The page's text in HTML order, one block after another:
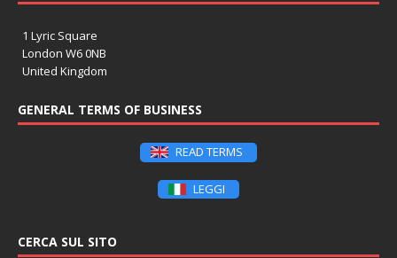
1 Lyric Square
London W6 0NB
United Kingdom
GENERAL TERMS OF BUSINESS
READ TERMS
LEGGI
CERCA SUL SITO